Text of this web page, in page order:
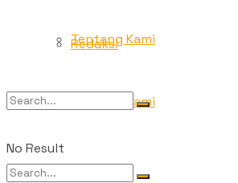
Redaksi
Tentang Kami
Tentang Kami
No Result